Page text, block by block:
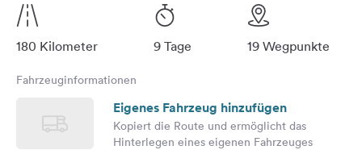
180 Kilometer 9 Tage 19 Wegpunkte
Fahrzeuginformationen
Eigenes Fahrzeug hinzufügen
Kopiert die Route und ermöglicht das
Hinterlegen eines eigenen Fahrzeuges